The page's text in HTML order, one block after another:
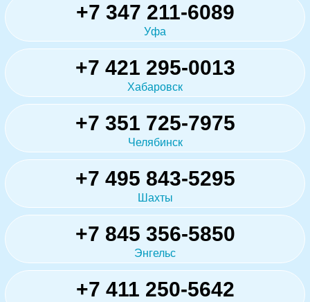
+7 347 211-6089
Уфа
+7 421 295-0013
Хабаровск
+7 351 725-7975
Челябинск
+7 495 843-5295
Шахты
+7 845 356-5850
Энгельс
+7 411 250-5642